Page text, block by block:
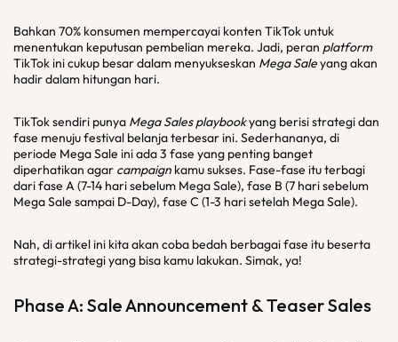
Bahkan 70% konsumen mempercayai konten TikTok untuk
menentukan keputusan pembelian mereka. Jadi, peran platform
TikTok ini cukup besar dalam menyukseskan Mega Saleyang akan
hadir dalam hitungan hari.
TikTok sendiri punya Mega Sales playbookyang berisi strategi dan
fase menuju festival belanja terbesar ini. Sederhananya, di
periode Mega Sale ini ada 3 fase yang penting banget
diperhatikan agar campaign kamu sukses. Fase-fase itu terbagi
dari fase A (7-14 hari sebelum Mega Sale), fase B (7 hari sebelum
Mega Sale sampai D-Day), fase C (1-3 hari setelah Mega Sale).
Nah, di artikel ini kita akan coba bedah berbagai fase itu beserta
strategi-strategi yang bisa kamu lakukan. Simak, ya!
Phase A: Sale Announcement & Teaser Sales